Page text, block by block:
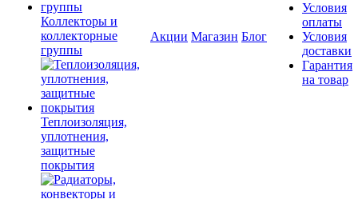
Коллекторы и
коллекторные
группы
Теплоизоляция,
уплотнения,
защитные
покрытия
Акции Магазин Блог
Условия
оплаты
Условия
доставки
Гарантия
на товар